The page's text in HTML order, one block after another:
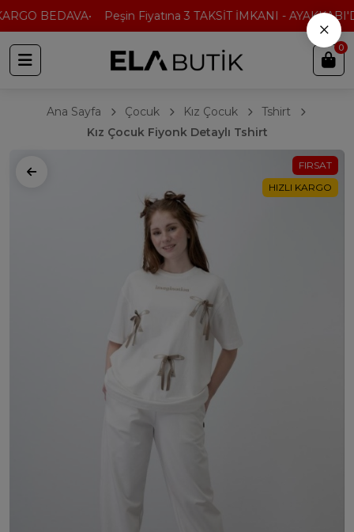
BEDAVA Peşin Fiyatına 3 TAKSİT İMKANI -
0
Ana Sayfa Çocuk Kız Çocuk
Tshirt
Kız Çocuk Fiyonk Detaylı Tshirt
FIRSAT
HIZLI KARGO
×